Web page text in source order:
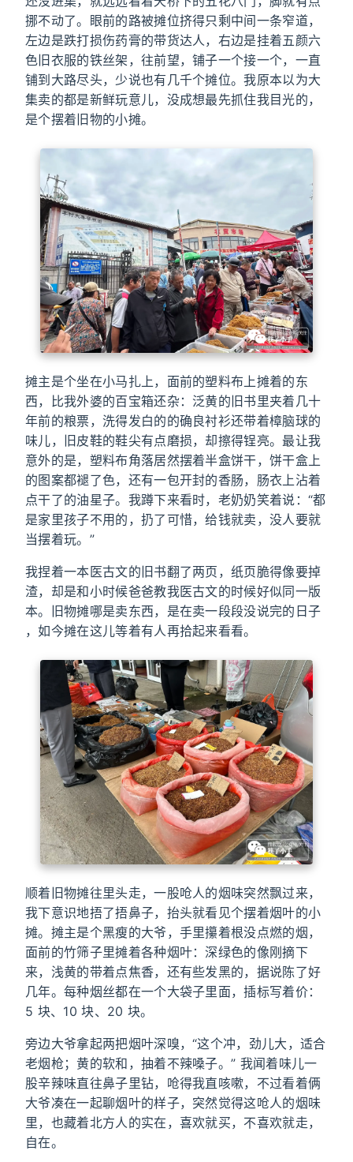
挪不动了。眼前的路被摊位挤得只剩中间一条窄道，
左边是跌打损伤药膏的带货达人，右边是挂着五颜六
色旧衣服的铁丝架，往前望，铺子一个接一个，一直
铺到大路尽头，少说也有几千个摊位。我原本以为大
集卖的都是新鲜玩意儿，没成想最先抓住我目光的，
是个摆着旧物的小摊。
摊主是个坐在小马扎上，面前的塑料布上摊着的东
西，比我外婆的百宝箱还杂：泛黄的旧书里夹着几十
年前的粮票，洗得发白的的确良衬衫还带着樟脑球的
味儿，旧皮鞋的鞋尖有点磨损，却擦得锃亮。最让我
意外的是，塑料布角落居然摆着半盒饼干，饼干盒上
的图案都褪了色，还有一包开封的香肠，肠衣上沾着
点干了的油星子。我蹲下来看时，老奶奶笑着说：“都
是家里孩子不用的，扔了可惜，给钱就卖，没人要就
当摆着玩。”
我捏着一本医古文的旧书翻了两页，纸页脆得像要掉
渣，却是和小时候爸爸教我医古文的时候好似同一版
本。旧物摊哪是卖东西，是在卖一段段没说完的日子
，如今摊在这儿等着有人再拾起来看看。
顺着旧物摊往里头走，一股呛人的烟味突然飘过来，
我下意识地捂了捂鼻子，抬头就看见个摆着烟叶的小
摊。摊主是个黑瘦的大爷，手里攥着根没点燃的烟，
面前的竹筛子里摊着各种烟叶：深绿色的像刚摘下
来，浅黄的带着点焦香，还有些发黑的，据说陈了好
几年。每种烟丝都在一个大袋子里面，插标写着价：
5 块、10 块、20 块。
旁边大爷拿起两把烟叶深嗅，“这个冲，劲儿大，适合
老烟枪；黄的软和，抽着不辣嗓子。” 我闻着味儿一
股辛辣味直往鼻子里钻，呛得我直咳嗽，不过看着俩
大爷凑在一起聊烟叶的样子，突然觉得这呛人的烟味
里，也藏着北方人的实在，喜欢就买，不喜欢就走，
自在。